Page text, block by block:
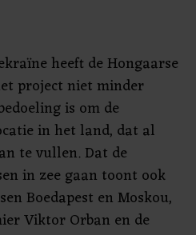
heeft de Hongaarse
project niet minder
is om de
in het land, dat al
te vullen. Dat de
in zee gaan toont ook
Boedapest en Moskou,
Viktor Orban en de